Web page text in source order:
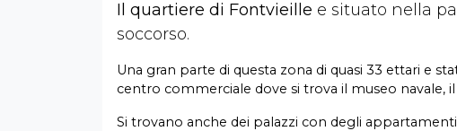
Il quartiere di Fontvieille e situato nella
soccorso.
Una gran parte di questa zona di quasi 33 ettari e
centro commerciale dove si trova il museo navale,
Si trovano anche dei palazzi con degli